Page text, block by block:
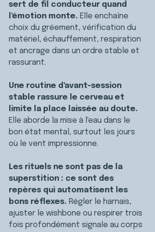
sert de fil conducteur quand
l'émotion monte. Elle enchaîne
choix du gréement, vérification du
matériel, échauffement, respiration
et ancrage dans un ordre stable et
rassurant.
Une routine d'avant-session
stable rassure le cerveau et
limite la place laissée au doute.
Elle aborde la mise à l'eau dans le
bon état mental, surtout les jours
où le vent impressionne.
Les rituels ne sont pas de la
superstition : ce sont des
repères qui automatisent les
bons réflexes. Régler le harnais,
ajuster le wishbone ou respirer trois
fois profondément signale au corps